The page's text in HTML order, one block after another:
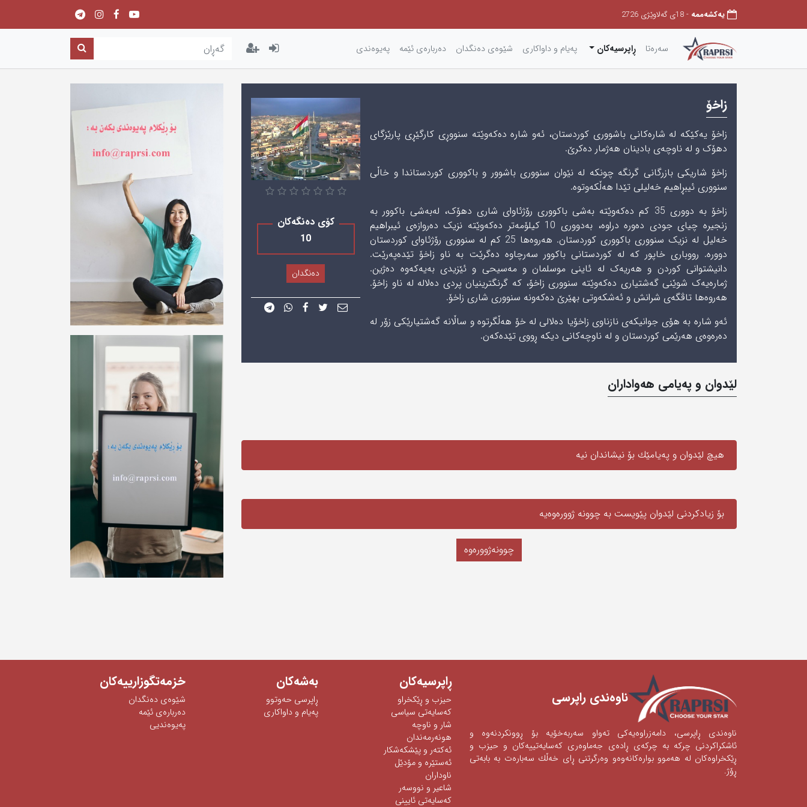
یەکشەممە - 18ی گەلاوێژی 2726
سەرەتا ڕاپرسیەکان په‌یام و داواكاری‌ شێوه‌ی‌ ده‌نگدان دەربارەی ئێمه پەیوەندی
کۆی دەنگەکان
10
دەنگدان
زاخۆ
زاخۆ یەکێکە لە شارەکانی باشووری کوردستان، ئەو شارە دەکەوێتە سنووڕی کارگێڕی پارێزگای
دھۆک و لە ناوچەی بادینان ھەژمار دەکرێ.
زاخۆ شاریکی بازرگانی گرنگە چونکە لە نێوان سنووری باشوور و باکووری کوردستاندا و خاڵی
سنووری ئیبڕاھیم خەلیلی تێدا ھەڵکەوتوە.
زاخۆ بە دووری‌ 35 کم دەکەوێتە بەشی‌ باکووری‌ رۆژئاوای‌ شاری‌ دهۆک، لەبەشی‌ باکوور بە
زنجیرە چیای‌ جودی‌ دەورە دراوە، بەدووری‌ 10 کیلۆمەتر دەکەوێتە نزیک دەروازەی‌ ئیبراهیم
خەلیل لە نزیک سنووری‌ باكووری‌ كوردستان. هەروەها 25 کم لە سنووری‌ رۆژئاوای‌ كوردستان
دوورە. رووباری‌ خاپور کە لە کوردستانی‌ باکوور سه‌رچاوه‌ دەگرێت بە ناو زاخۆ تێدەپەرێت.
دانیشتوانی‌ کوردن و هەریەک لە ئاینی‌ موسلمان و مەسیحی‌ و ئێزیدی‌ بەیەکەوە دەژین.
ژمارەیەک شوێنی‌ گەشتیاری‌ دەکەوێتە سنووری‌ زاخۆ، کە گرنگترینیان پردی دەلالە لە ناو زاخۆ.
هەروەها تاڤگەی‌ شرانش و ئەشکەوتی‌ بهێرێ دەکەونە سنووری‌ شاری‌ زاخۆ.
ئەو شارە بە ھۆی جوانیکەی نازناوی زاخۆیا دەلالی لە خۆ ھەڵگرتوە و ساڵانە گەشتیارێکی زۆر لە
دەرەوەی ھەرێمی کوردستان و لە ناوچەکانی ديكه ڕووی تێدەکەن.
لێدوان و په‌یامی‌ هه‌واداران
هیچ لێدوان و په‌یامێك بۆ نیشاندان نیه‌
بۆ زیادکردنی لێدوان پێویست به‌ چوونە ژوورەوەیه‌
چوونەژوورەوە
ناوه‌ندی ‌راپرسی
ناوه‌ندی‌ ڕاپرسی‌، دامه‌زراوه‌یه‌كی‌ ته‌واو سه‌ربه‌خۆیه‌ بۆ ڕوونكردنه‌وه‌ و
ئاشكراكردنی‌‌ چركه‌ به‌ چركه‌ی‌ ڕاده‌ی‌ جه‌ماوه‌ری‌ كه‌سایه‌تییه‌كان و حیزب و
ڕێكخراوه‌كان له‌ هه‌موو بواره‌كانه‌وه‌‌‌و وه‌رگرتنی‌ ڕای‌ خه‌ڵك سه‌باره‌ت به‌ بابه‌تی‌
ڕۆژ.
ڕاپرسیه‌كان
حیزب و ڕێکخراو
كەسایەتی سیاسی
شار و ناوچە
هونەرمەندان
ئه‌كته‌ر‌ و پێشكه‌شكار
ئه‌ستێره‌ و مۆدێل
ناوداران
شاعیر و نووسەر
كەسایەتی ئایینی
به‌شه‌كان
ڕاپرسی‌ حه‌وتوو
په‌یام و داواكاری‌
خزمەتگوزارییەکان
شێوه‌ی‌ ده‌نگدان
دەربارەی ئێمە
پەیوەندیی